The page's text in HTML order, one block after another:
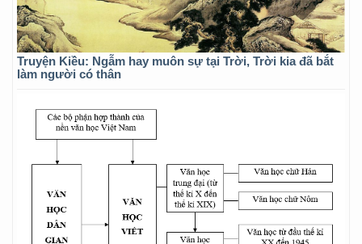
Truyện Kiều: Ngẫm hay muôn sự tại Trời, Trời kia đã bắt
làm người có thân